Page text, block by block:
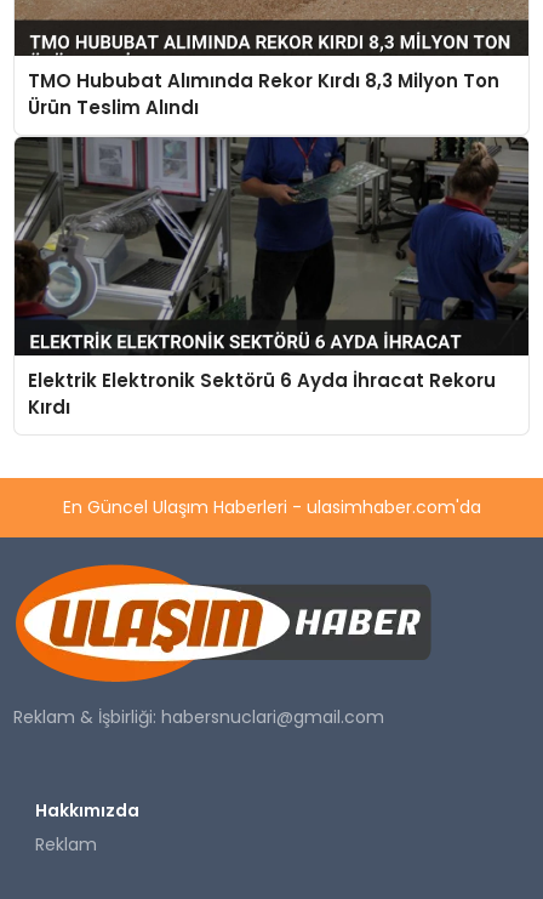
TMO Hububat Alımında Rekor Kırdı 8,3 Milyon Ton
Ürün Teslim Alındı
Elektrik Elektronik Sektörü 6 Ayda İhracat Rekoru
Kırdı
En Güncel Ulaşım Haberleri - ulasimhaber.com'da
Reklam & İşbirliği:habersnuclari@gmail.com
Hakkımızda
Reklam